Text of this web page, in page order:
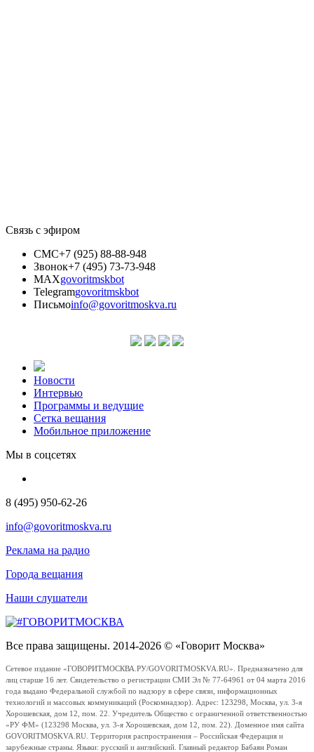
Связь с эфиром
СМС+7 (925) 88-88-948
Звонок+7 (495) 73-73-948
MAXgovoritmskbot
Telegramgovoritmskbot
Письмоinfo@govoritmoskva.ru
Новости
Интервью
Программы и ведущие
Сетка вещания
Мобильное приложение
Мы в соцсетях
8 (495) 950-62-26
info@govoritmoskva.ru
Реклама на радио
Города вещания
Наши слушатели
Все права защищены. 2014-2026 © «Говорит Москва»
Сетевое издание «ГОВОРИТМОСКВА.РУ/GOVORITMOSKVA.RU». Предназначено для
лиц старше 16 лет. Свидетельство о регистрации СМИ Эл № 77-64961 от 04 марта 2016
года выдано Федеральной службой по надзору в сфере связи, информационных
технологий и массовых коммуникаций (Роскомнадзор). Адрес: 123298, Москва, ул. 3-я
Хорошевская, дом 12, пом. 22. Учредитель Общество с ограниченной ответственностью
«РУ ФМ» (123298 Москва, ул. 3-я Хорошевская, дом 12, пом. 22). Доменное имя сайта
GOVORITMOSKVA.RU. Территория распространения – Российская Федерация и
зарубежные страны. Языки: русский и английский. Главный редактор Бабаян Роман